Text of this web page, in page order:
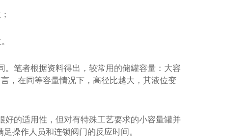
笔者根据资料得出，较常用的储罐容量：大容
，在同等容量情况下，高径比越大，其液位变
的适用性，但对有特殊工艺要求的小容量罐并
操作人员和连锁阀门的反应时间。